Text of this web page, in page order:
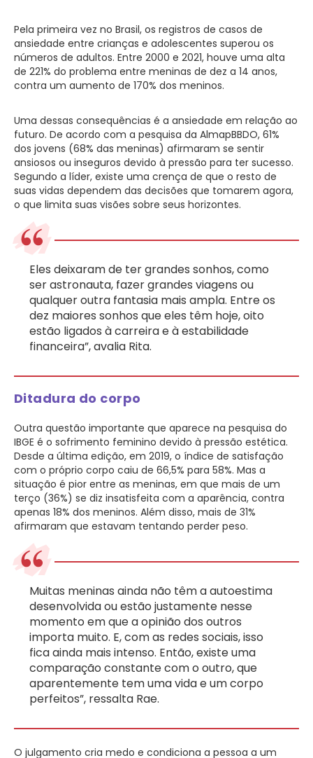
Pela primeira vez no Brasil, os registros de casos de
ansiedade entre crianças e adolescentes superou os
números de adultos. Entre 2000 e 2021, houve uma alta
de 221% do problema entre meninas de dez a 14 anos,
contra um aumento de 170% dos meninos.
Uma dessas consequências é a ansiedade em relação ao
futuro. De acordo com a pesquisa da AlmapBBDO, 61%
dos jovens (68% das meninas) afirmaram se sentir
ansiosos ou inseguros devido à pressão para ter sucesso.
Segundo a líder, existe uma crença de que o resto de
suas vidas dependem das decisões que tomarem agora,
o que limita suas visões sobre seus horizontes.
Eles deixaram de ter grandes sonhos, como
ser astronauta, fazer grandes viagens ou
qualquer outra fantasia mais ampla. Entre os
dez maiores sonhos que eles têm hoje, oito
estão ligados à carreira e à estabilidade
financeira”, avalia Rita.
Ditadura do corpo
Outra questão importante que aparece na pesquisa do
IBGE é o sofrimento feminino devido à pressão estética.
Desde a última edição, em 2019, o índice de satisfação
com o próprio corpo caiu de 66,5% para 58%. Mas a
situação é pior entre as meninas, em que mais de um
terço (36%) se diz insatisfeita com a aparência, contra
apenas 18% dos meninos. Além disso, mais de 31%
afirmaram que estavam tentando perder peso.
Muitas meninas ainda não têm a autoestima
desenvolvida ou estão justamente nesse
momento em que a opinião dos outros
importa muito. E, com as redes sociais, isso
fica ainda mais intenso. Então, existe uma
comparação constante com o outro, que
aparentemente tem uma vida e um corpo
perfeitos”, ressalta Rae.
O julgamento cria medo e condiciona a pessoa a um